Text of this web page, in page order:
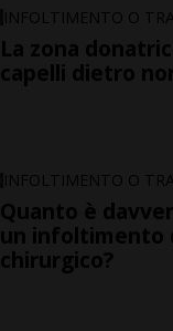
INFOLTIMENTO O
La zona
capelli dietro
INFOLTIMENTO O
Quanto è
un infoltimento
chirurgico?